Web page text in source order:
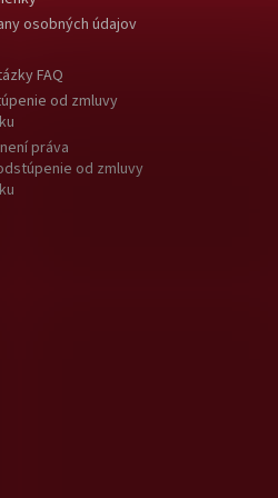
osobných údajov
FAQ
od zmluvy
práva
od zmluvy